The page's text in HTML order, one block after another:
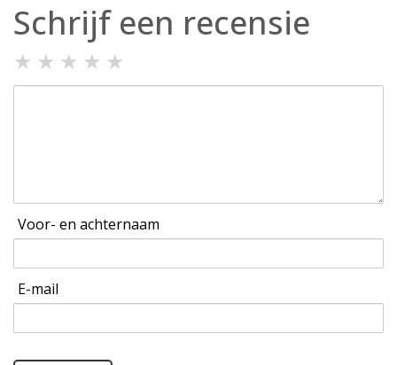
Schrijf een recensie
★ ★ ★ ★ ★
Voor- en achternaam
E-mail